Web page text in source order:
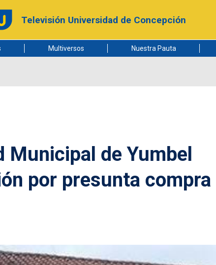
Televisión Universidad de Concepción
Multiversos Nuestra Pauta
Municipal de Yumbel
por presunta compra